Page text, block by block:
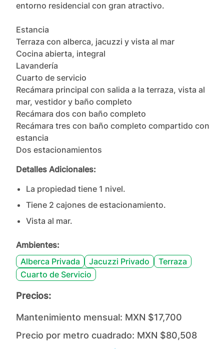
entorno residencial con gran atractivo.
Estancia
Terraza con alberca, jacuzzi y vista al mar
Cocina abierta, integral
Lavandería
Cuarto de servicio
Recámara principal con salida a la terraza, vista al
mar, vestidor y baño completo
Recámara dos con baño completo
Recámara tres con baño completo compartido con
estancia
Dos estacionamientos
Detalles Adicionales:
La propiedad tiene 1 nivel.
Tiene 2 cajones de estacionamiento.
Vista al mar.
Ambientes:
Alberca Privada
Jacuzzi Privado
Terraza
Cuarto de Servicio
Precios:
Mantenimiento mensual: MXN $17,700
Precio por metro cuadrado: MXN $80,508